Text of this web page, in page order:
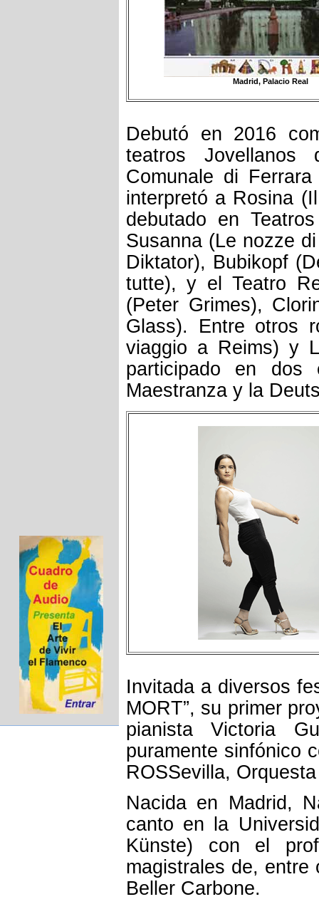
Madrid, Palacio Real
Debutó en 2016
teatros
Comunale di
interpretó a Rosina
debutado en
Susanna (Le nozze
Diktator), Bubikopf
tutte), y el Teatro
(Peter Grimes),
Glass). Entre otros
viaggio a Reims) y
participado en
Maestranza y la
Invitada a diversos
MORT”, su primer
pianista Victoria
puramente sinfónico
ROSSevilla,
Nacida en Madrid,
canto en la
Künste) con el
magistrales de,
Beller Carbone.